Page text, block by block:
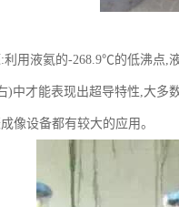
利用液氦的-268.9℃的低沸点,
)中才能表现出超导特性,大多
像设备都有较大的应用。